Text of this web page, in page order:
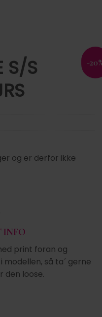
-
S/S
og er derfor ikke
INFO
print foran og
modellen, så ta´ gerne
den loose.